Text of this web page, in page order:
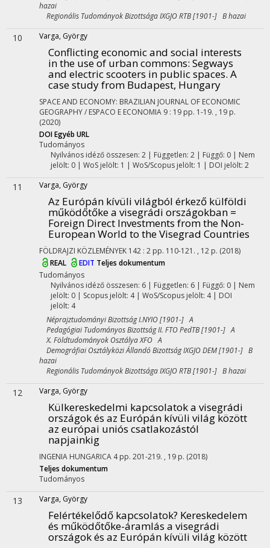
hazai
Regionális Tudományok Bizottsága IXGJO RTB [1901-] B hazai
10 Varga, György
Conflicting economic and social interests
in the use of urban commons: Segways
and electric scooters in public spaces. A
case study from Budapest, Hungary
SPACE AND ECONOMY: BRAZILIAN JOURNAL OF ECONOMIC
GEOGRAPHY / ESPACO E ECONOMIA 9 : 19 pp. 1-19. , 19 p.
(2020)
DOIEgyéb URL
Tudományos
Nyilvános idéző összesen: 2| Független: 2 | Függő: 0 | Nem
jelölt: 0 | WoS jelölt: 1 | WoS/Scopus jelölt: 1 | DOI jelölt: 2
11 Varga, György
Az Európán kívüli világból érkező külföldi
működőtőke a visegrádi országokban =
Foreign Direct Investments from the Non-
European World to the Visegrad Countries
FÖLDRAJZI KÖZLEMÉNYEK 142 : 2 pp. 110-121. , 12 p. (2018)
REAL
EDIT Teljes dokumentum
Tudományos
Nyilvános idéző összesen: 6| Független: 6 | Függő: 0 | Nem
jelölt: 0 | Scopus jelölt: 4 | WoS/Scopus jelölt: 4 | DOI
jelölt: 4
Néprajztudományi Bizottság I.NYIO [1901-] A
Pedagógiai Tudományos Bizottság II. FTO PedTB [1901-] A
X. Földtudományok Osztálya XFO A
Demográfiai Osztályközi Állandó Bizottság IXGJO DEM [1901-] B
hazai
Regionális Tudományok Bizottsága IXGJO RTB [1901-] B hazai
12 Varga, György
Külkereskedelmi kapcsolatok a visegrádi
országok és az Európán kívüli világ között
az európai uniós csatlakozástól
napjainkig
INGENIA HUNGARICA 4 pp. 201-219. , 19 p. (2018)
Teljes dokumentum
Tudományos
13 Varga, György
Felértékelődő kapcsolatok? Kereskedelem
és működőtőke-áramlás a visegrádi
országok és az Európán kívüli világ között